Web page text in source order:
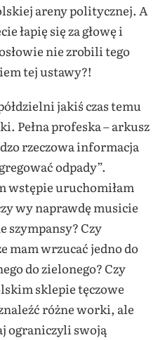
areny politycznej. A
łapię się za głowę i
nie zrobili tego
tej ustawy?!
jakiś czas temu
Pełna profeska – arkusz
rzeczowa informacja
odpady”.
wstępie uruchomiłam
wy naprawdę musicie
szympansy? Czy
mam wrzucać jedno do
do zielonego? Czy
sklepie tęczowe
różne worki, ale
ograniczyli swoją